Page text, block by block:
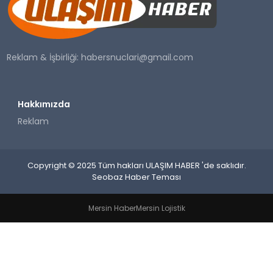
SAĞLIK
YAŞAM
Reklam & İşbirliği:habersnuclari@gmail.com
Hakkımızda
Reklam
Copyright © 2025 Tüm hakları ULAŞIM HABER 'de saklıdır.
Seobaz Haber Teması
Mersin HaberMersin Lojistik